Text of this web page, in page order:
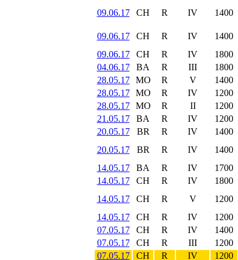
09.06.17 CH R IV 1400
09.06.17 CH R IV 1400
09.06.17
CH R IV 1800
04.06.17
BA R III 1800
28.05.17
MO R V 1400
28.05.17
MO R IV 1200
28.05.17
MO R II 1200
21.05.17
BA R IV 1200
20.05.17
BR R IV 1400
20.05.17
BR R IV 1400
14.05.17
BA R IV 1700
14.05.17
CH R IV 1800
14.05.17
CH R V 1200
14.05.17
CH R IV 1200
07.05.17
CH R IV 1400
07.05.17
CH R III 1200
07.05.17
CH R IV 1200